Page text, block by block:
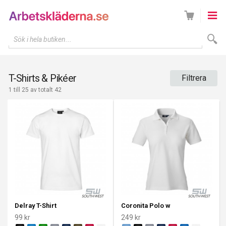
Sök i hela butiken...
T-Shirts & Pikéer Filtrera
1 till 25 av totalt 42
Delray T-Shirt
99 kr
Coronita Polo w
249 kr